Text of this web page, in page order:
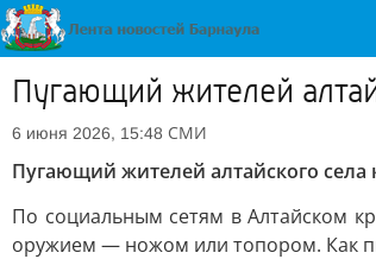
Пугающий жителей
6 июня 2026, 15:48 СМИ
Пугающий жителей алтайского
По социальным сетям в Алтайском
оружием — ножом или топором. Как